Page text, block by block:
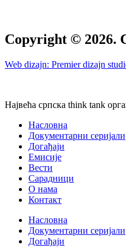
Copyright © 2026.
Web dizajn: Premier dizajn
Највећа српска think tank
Насловна
Документарни серијали
Догађаји
Емисије
Вести
Сарадници
О нама
Контакт
Насловна
Документарни серијали
Догађаји